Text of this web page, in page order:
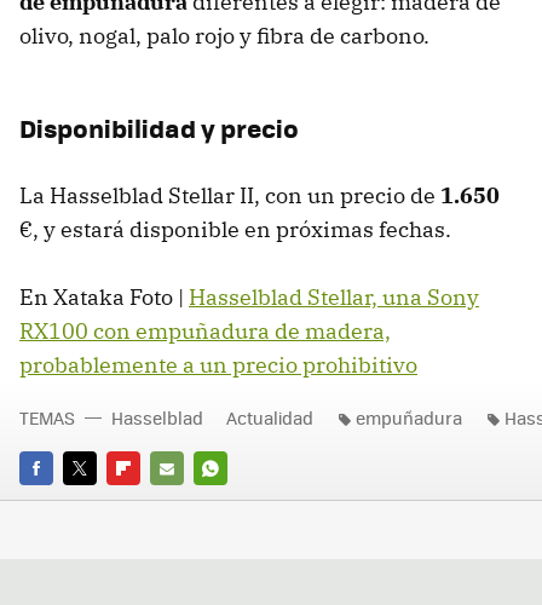
olivo, nogal, palo rojo y fibra de carbono.
Disponibilidad y precio
La Hasselblad Stellar II, con un precio de 1.650
€, y estará disponible en próximas fechas.
En Xataka Foto | Hasselblad Stellar, una Sony
RX100 con empuñadura de madera,
probablemente a un precio prohibitivo
FACEBOOK
TWITTERFLIPBOARD
E-
WHATSAPP
TEMAS Hasselblad Actualidad empuñadura